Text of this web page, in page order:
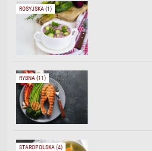
ROSYJSKA (1)
RYBNA (11)
STAROPOLSKA (4)